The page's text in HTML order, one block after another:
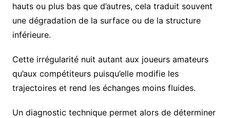
hauts ou plus bas que d’autres, cela traduit souvent
une dégradation de la surface ou de la structure
inférieure.
Cette irrégularité nuit autant aux joueurs amateurs
qu’aux compétiteurs puisqu’elle modifie les
trajectoires et rend les échanges moins fluides.
Un diagnostic technique permet alors de déterminer